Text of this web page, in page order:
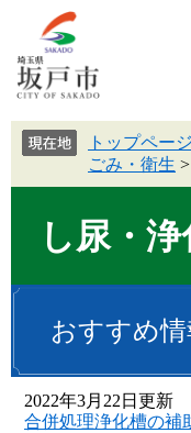
トップページ
ごみ・衛生 >
し尿・
おすすめ情
2022年3月22日更新
合併処理浄化槽の補